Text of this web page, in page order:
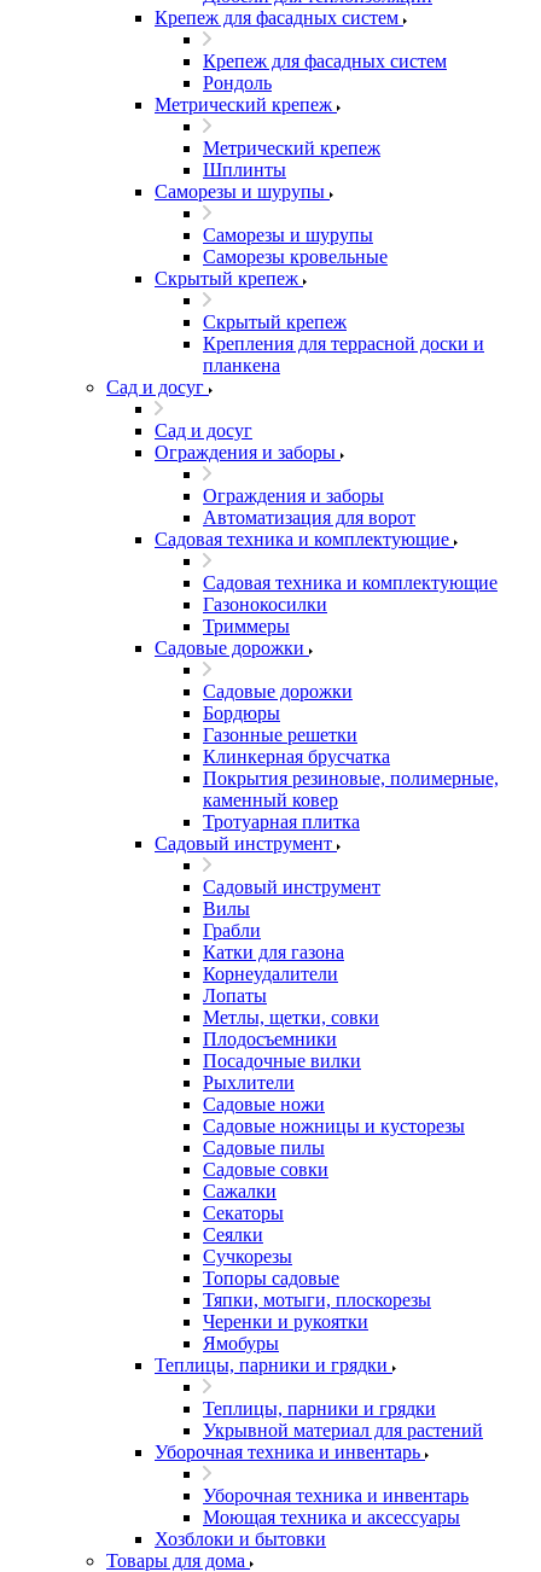
Крепеж для фасадных систем
Крепеж для фасадных систем
Рондоль
Метрический крепеж
Метрический крепеж
Шплинты
Саморезы и шурупы
Саморезы и шурупы
Саморезы кровельные
Скрытый крепеж
Скрытый крепеж
Крепления для террасной доски и
планкена
Сад и досуг
Сад и досуг
Ограждения и заборы
Ограждения и заборы
Автоматизация для ворот
Садовая техника и комплектующие
Садовая техника и комплектующие
Газонокосилки
Триммеры
Садовые дорожки
Садовые дорожки
Бордюры
Газонные решетки
Клинкерная брусчатка
Покрытия резиновые, полимерные,
каменный ковер
Тротуарная плитка
Садовый инструмент
Садовый инструмент
Вилы
Грабли
Катки для газона
Корнеудалители
Лопаты
Метлы, щетки, совки
Плодосъемники
Посадочные вилки
Рыхлители
Садовые ножи
Садовые ножницы и кусторезы
Садовые пилы
Садовые совки
Сажалки
Секаторы
Сеялки
Сучкорезы
Топоры садовые
Тяпки, мотыги, плоскорезы
Черенки и рукоятки
Ямобуры
Теплицы, парники и грядки
Теплицы, парники и грядки
Укрывной материал для растений
Уборочная техника и инвентарь
Уборочная техника и инвентарь
Моющая техника и аксессуары
Хозблоки и бытовки
Товары для дома